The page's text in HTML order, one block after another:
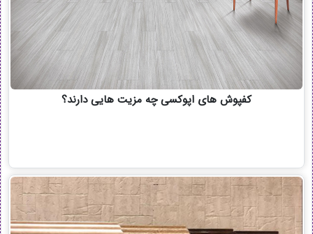
کفپوش های اپوکسی چه مزیت هایی دارند؟